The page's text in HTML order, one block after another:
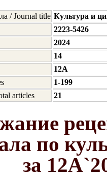
/ Journal title Культура и
2223-5426
2024
14
12A
1-199
articles
21
по
за